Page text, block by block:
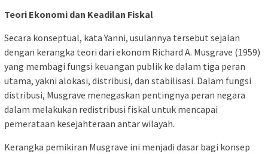
Teori Ekonomi dan Keadilan Fiskal
Secara konseptual, kata Yanni, usulannya tersebut sejalan
dengan kerangka teori dari ekonom Richard A. Musgrave (1959)
yang membagi fungsi keuangan publik ke dalam tiga peran
utama, yakni alokasi, distribusi, dan stabilisasi. Dalam fungsi
distribusi, Musgrave menegaskan pentingnya peran negara
dalam melakukan redistribusi fiskal untuk mencapai
pemerataan kesejahteraan antar wilayah.
Kerangka pemikiran Musgrave ini menjadi dasar bagi konsep